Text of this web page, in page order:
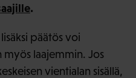
.
päätös voi
laajemmin. Jos
vientialan sisällä,